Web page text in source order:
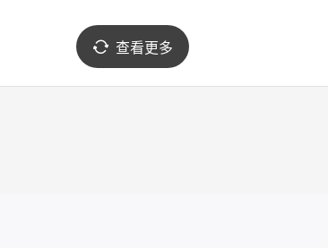
查看更多